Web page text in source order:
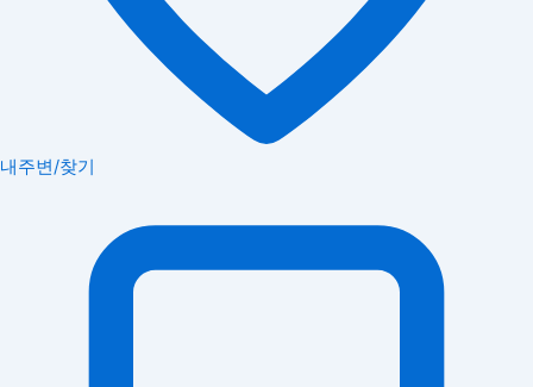
내주변/찾기